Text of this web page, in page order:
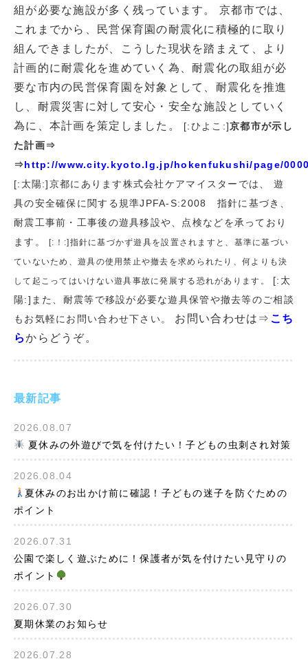
最新記事
2026.08.07
夏休みの外遊びで気を付けたい！子どもの虫刺され対策
2026.08.04
夏休みのお出かけ前に確認！子どもの迷子を防ぐための
ポイント
2026.07.31
公園で楽しく遊ぶために！保護者が気を付けたい見守りの
ポイント
2026.07.30
夏期休業のお知らせ
2026.07.28
組が必要な施設が多く残っています。 京都市では、
これまでから、民営保育園の耐震化に積極的に取り
組んできましたが、こうした現状を踏まえて、より
計画的に耐震化を進めていく為、耐震化の取組が必
要な市内の民営保育園を対象として、耐震化を推進
し、耐震災害に対して安心・安全な施設としていく
為に、本計画を策定しました。 [:ひよこ:]京都市が示し
た計画⇒
⇒http://www.city.kyoto.lg.jp/hokenfukushi/page/
[:太陽:]京都にあります株式会社ケアマイスターでは、 遊
具の安全確保に関する規準JPFA-S:2008 指針に基づき、
耐震工事前・工事後の遊具移設や、点検などを承っており
ます。
[:！:]指針に基づかず遊具を設置されますと、基準に基づい
ていないため、遊具の使用禁止や撤去を求められたり、何よりも決
して起こってはいけない遊具事故に発展する恐れがあります。
[:太
陽:]また、耐震等で移設が必要な遊具保管や撤去等のご相談
もお気軽にお問い合わせ下さい。
お問い合わせは⇒ こち
らからどうぞ。